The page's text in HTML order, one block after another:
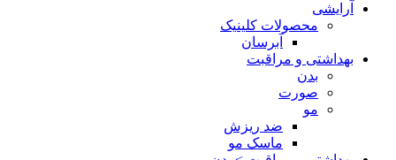
آرایشی
محصولات کلینیک
آبرسان
بهداشتی و مراقبت
بدن
صورت
مو
ضد ریزش
ماسک مو